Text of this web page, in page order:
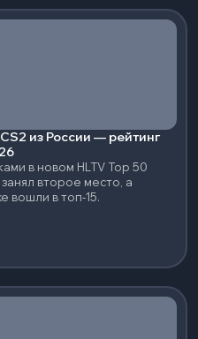
из России — рейтинг
в новом HLTV Top 50
второе место, а
вошли в топ-15.